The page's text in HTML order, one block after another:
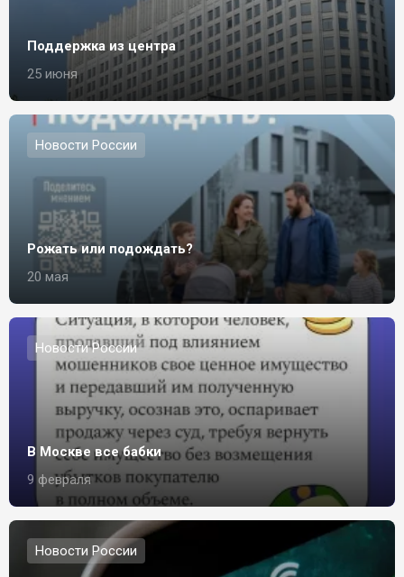
Поддержка из центра
25 июня
Новости России
Рожать или подождать?
20 мая
Новости России
В Москве все бабки
9 февраля
Новости России